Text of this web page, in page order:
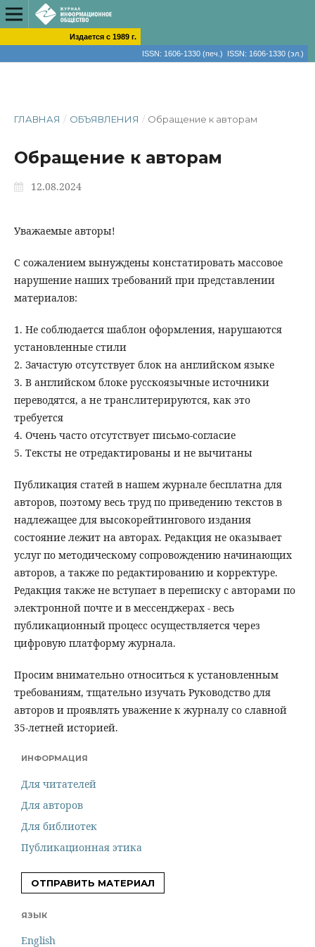
Издается с 1989 г.
ISSN: 1606-1330 (печ.) ISSN: 1606-1330 (эл.)
ГЛАВНАЯ / ОБЪЯВЛЕНИЯ / Обращение к авторам
Обращение к авторам
12.08.2024
Уважаемые авторы!
С сожалением вынуждены констатировать массовое
нарушение наших требований при представлении
материалов:
1. Не соблюдается шаблон оформления, нарушаются
установленные стили
2. Зачастую отсутствует блок на английском языке
3. В английском блоке русскоязычные источники
переводятся, а не транслитерируются, как это
требуется
4. Очень часто отсутствует письмо-согласие
5. Тексты не отредактированы и не вычитаны
Публикация статей в нашем журнале бесплатна для
авторов, поэтому весь труд по приведению текстов в
надлежащее для высокорейтингового издания
состояние лежит на авторах. Редакция не оказывает
услуг по методическому сопровождению начинающих
авторов, а также по редактированию и корректуре.
Редакция также не вступает в переписку с авторами по
электронной почте и в мессенджерах - весь
публикационный процесс осуществляется через
цифровую платформу журнала.
Просим внимательно относиться к установленным
требованиям, тщательно изучать Руководство для
авторов и проявлять уважение к журналу со славной
35-летней историей.
ИНФОРМАЦИЯ
Для читателей
Для авторов
Для библиотек
Публикационная этика
ОТПРАВИТЬ МАТЕРИАЛ
ЯЗЫК
English